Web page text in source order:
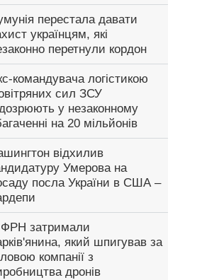
перестала давати
українцям, які
перетнули кордон
командувача логістикою
сил ЗСУ
у незаконному
на 20 мільйонів
відхилив
Умерова на
посла України в США –
затримали
який шпигував за
компанії з
дронів